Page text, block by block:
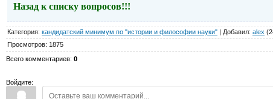
Назад к списку вопросов!!!
Категория: кандидатский минимум по "истории и философии науки" | Добавил: alex
Просмотров: 1875
Всего комментариев: 0
Войдите: